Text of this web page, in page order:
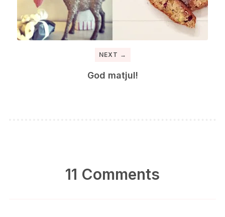
NEXT →
God matjul!
11 Comments